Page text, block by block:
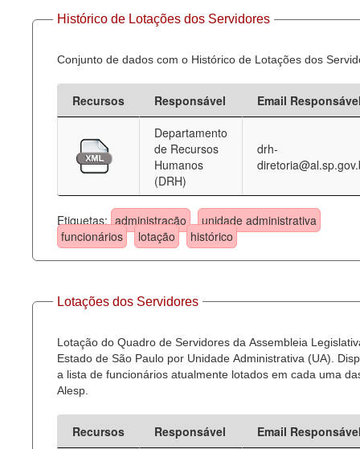
ContatoHistórico de Lotações dos Servidores
Conjunto de dados com o Histórico de Lotações dos
Recursos Responsável
Email
Departamento
de Recursos
Humanos
(DRH)
drh-
Etiquetas: administração
unidade administrativa
funcionários
lotação histórico
Lotações dos Servidores
Lotação do Quadro de Servidores da Assembleia
Estado de São Paulo por Unidade Administrativa (UA).
a lista de funcionários atualmente lotados em cada uma
Alesp.
Recursos Responsável
Email